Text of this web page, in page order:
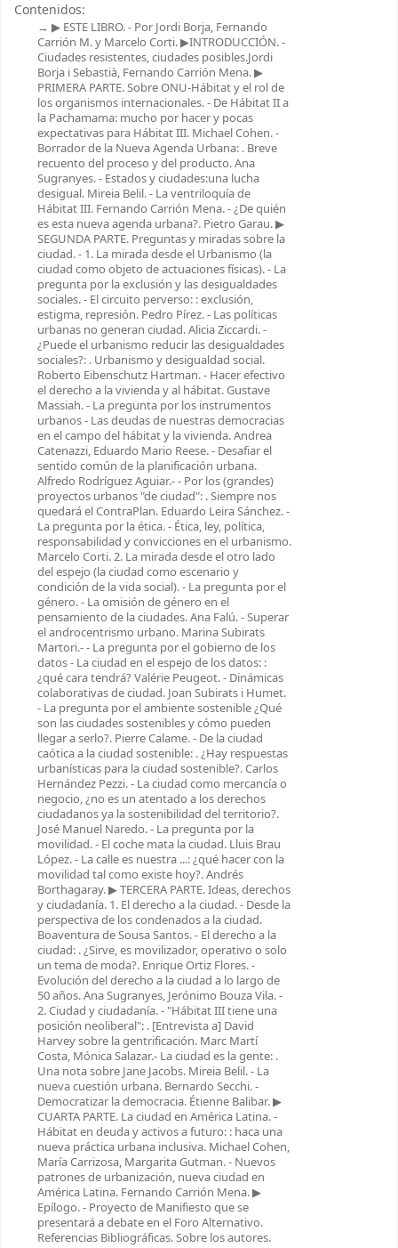
Contenidos:
▶ ESTE LIBRO. - Por Jordi Borja, Fernando
Carrión M. y Marcelo Corti. ▶INTRODUCCIÓN. -
Ciudades resistentes, ciudades posibles.Jordi
Borja i Sebastià, Fernando Carrión Mena. ▶
PRIMERA PARTE. Sobre ONU-Hábitat y el rol de
los organismos internacionales. - De Hábitat II a
la Pachamama: mucho por hacer y pocas
expectativas para Hábitat III. Michael Cohen. -
Borrador de la Nueva Agenda Urbana: . Breve
recuento del proceso y del producto. Ana
Sugranyes. - Estados y ciudades:una lucha
desigual. Mireia Belil. - La ventriloquía de
Hábitat III. Fernando Carrión Mena. - ¿De quién
es esta nueva agenda urbana?. Pietro Garau. ▶
SEGUNDA PARTE. Preguntas y miradas sobre la
ciudad. - 1. La mirada desde el Urbanismo (la
ciudad como objeto de actuaciones físicas). - La
pregunta por la exclusión y las desigualdades
sociales. - El circuito perverso: : exclusión,
estigma, represión. Pedro Pírez. - Las políticas
urbanas no generan ciudad. Alicia Ziccardi. -
¿Puede el urbanismo reducir las desigualdades
sociales?: . Urbanismo y desigualdad social.
Roberto Eibenschutz Hartman. - Hacer efectivo
el derecho a la vivienda y al hábitat. Gustave
Massiah. - La pregunta por los instrumentos
urbanos - Las deudas de nuestras democracias
en el campo del hábitat y la vivienda. Andrea
Catenazzi, Eduardo Mario Reese. - Desafiar el
sentido común de la planificación urbana.
Alfredo Rodríguez Aguiar.- - Por los (grandes)
proyectos urbanos "de ciudad": . Siempre nos
quedará el ContraPlan. Eduardo Leira Sánchez. -
La pregunta por la ética. - Ética, ley, política,
responsabilidad y convicciones en el urbanismo.
Marcelo Corti. 2. La mirada desde el otro lado
del espejo (la ciudad como escenario y
condición de la vida social). - La pregunta por el
género. - La omisión de género en el
pensamiento de la ciudades. Ana Falú. - Superar
el androcentrismo urbano. Marina Subirats
Martori.- - La pregunta por el gobierno de los
datos - La ciudad en el espejo de los datos: :
¿qué cara tendrá? Valérie Peugeot. - Dinámicas
colaborativas de ciudad. Joan Subirats i Humet.
- La pregunta por el ambiente sostenible ¿Qué
son las ciudades sostenibles y cómo pueden
llegar a serlo?. Pierre Calame. - De la ciudad
caótica a la ciudad sostenible: . ¿Hay respuestas
urbanísticas para la ciudad sostenible?. Carlos
Hernández Pezzi. - La ciudad como mercancía o
negocio, ¿no es un atentado a los derechos
ciudadanos ya la sostenibilidad del territorio?.
José Manuel Naredo. - La pregunta por la
movilidad. - El coche mata la ciudad. Lluis Brau
López. - La calle es nuestra ...: ¿qué hacer con la
movilidad tal como existe hoy?. Andrés
Borthagaray. ▶ TERCERA PARTE. Ideas, derechos
y ciudadanía. 1. El derecho a la ciudad. - Desde la
perspectiva de los condenados a la ciudad.
Boaventura de Sousa Santos. - El derecho a la
ciudad: . ¿Sirve, es movilizador, operativo o solo
un tema de moda?. Enrique Ortiz Flores. -
Evolución del derecho a la ciudad a lo largo de
50 años. Ana Sugranyes, Jerónimo Bouza Vila. -
2. Ciudad y ciudadanía. - "Hábitat III tiene una
posición neoliberal": . [Entrevista a] David
Harvey sobre la gentrificación. Marc Martí
Costa, Mónica Salazar.- La ciudad es la gente: .
Una nota sobre Jane Jacobs. Mireia Belil. - La
nueva cuestión urbana. Bernardo Secchi. -
Democratizar la democracia. Étienne Balibar. ▶
CUARTA PARTE. La ciudad en América Latina. -
Hábitat en deuda y activos a futuro: : haca una
nueva práctica urbana inclusiva. Michael Cohen,
María Carrizosa, Margarita Gutman. - Nuevos
patrones de urbanización, nueva ciudad en
América Latina. Fernando Carrión Mena. ▶
Epílogo. - Proyecto de Manifiesto que se
presentará a debate en el Foro Alternativo.
Referencias Bibliográficas. Sobre los autores.